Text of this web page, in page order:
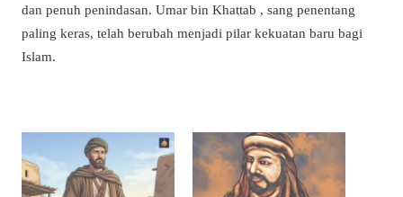
dan penuh penindasan. Umar bin Khattab , sang penentang
paling keras, telah berubah menjadi pilar kekuatan baru bagi
Islam.